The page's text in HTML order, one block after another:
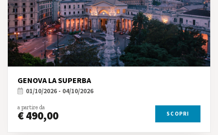
GENOVA LA SUPERBA
01/10/2026 - 04/10/2026
a partire da
€ 490,00 SCOPRI